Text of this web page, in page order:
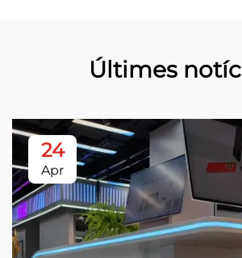
Últimes
24
Apr